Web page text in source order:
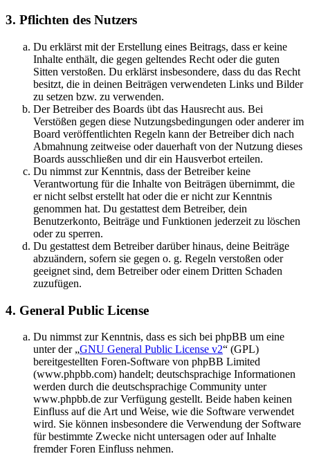
3. Pflichten des Nutzers
Du erklärst mit der Erstellung eines Beitrags, dass er keine
Inhalte enthält, die gegen geltendes Recht oder die guten
Sitten verstoßen. Du erklärst insbesondere, dass du das Recht
besitzt, die in deinen Beiträgen verwendeten Links und Bilder
zu setzen bzw. zu verwenden.
Der Betreiber des Boards übt das Hausrecht aus. Bei
Verstößen gegen diese Nutzungsbedingungen oder anderer im
Board veröffentlichten Regeln kann der Betreiber dich nach
Abmahnung zeitweise oder dauerhaft von der Nutzung dieses
Boards ausschließen und dir ein Hausverbot erteilen.
Du nimmst zur Kenntnis, dass der Betreiber keine
Verantwortung für die Inhalte von Beiträgen übernimmt, die
er nicht selbst erstellt hat oder die er nicht zur Kenntnis
genommen hat. Du gestattest dem Betreiber, dein
Benutzerkonto, Beiträge und Funktionen jederzeit zu löschen
oder zu sperren.
Du gestattest dem Betreiber darüber hinaus, deine Beiträge
abzuändern, sofern sie gegen o. g. Regeln verstoßen oder
geeignet sind, dem Betreiber oder einem Dritten Schaden
zuzufügen.
4. General Public License
Du nimmst zur Kenntnis, dass es sich bei phpBB um eine
unter der „GNU General Public License v2“ (GPL)
bereitgestellten Foren-Software von phpBB Limited
(www.phpbb.com) handelt; deutschsprachige Informationen
werden durch die deutschsprachige Community unter
www.phpbb.de zur Verfügung gestellt. Beide haben keinen
Einfluss auf die Art und Weise, wie die Software verwendet
wird. Sie können insbesondere die Verwendung der Software
für bestimmte Zwecke nicht untersagen oder auf Inhalte
fremder Foren Einfluss nehmen.